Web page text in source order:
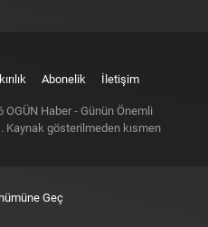
Abonelik İletişim
OGÜN Haber - Günün Önemli
. Kaynak gösterilmeden kısmen
Geç